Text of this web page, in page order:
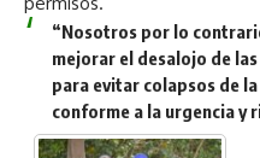
“Nosotros por lo
mejorar el desalojo de
para evitar colapsos de
conforme a la urgencia y